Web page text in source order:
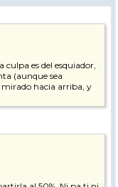
culpa es del esquiador,
(aunque sea
hacia arriba, y